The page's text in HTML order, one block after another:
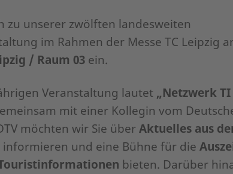
zu unserer zwölften landesweiten
im Rahmen der Messe TC Leipzig
/ Raum 03 ein.
Veranstaltung lautet „Netzwerk
mit einer Kollegin vom
möchten wir Sie überAktuelles aus
informieren und eine Bühne für die
bieten. Darüber